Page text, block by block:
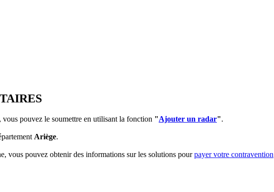
, vous pouvez le soumettre en utilisant la fonction "Ajouter un radar".
Ariège.
vous pouvez obtenir des informations sur les solutions pourpayer votre contravention